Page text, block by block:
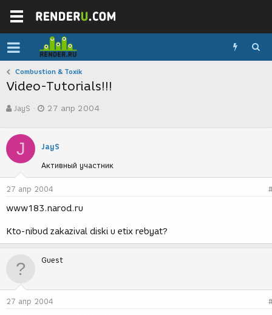
Combustion & Toxik
Video-Tutorials!!!
в
о
т
е
м
ы
JayS
а
с
з
д
а
и
27 апр 2004
J JayS
Активный участник
27 апр 2004
www183.narod.ru
Kto-nibud zakazival diski u etix rebyat?
Guest
27 апр 2004